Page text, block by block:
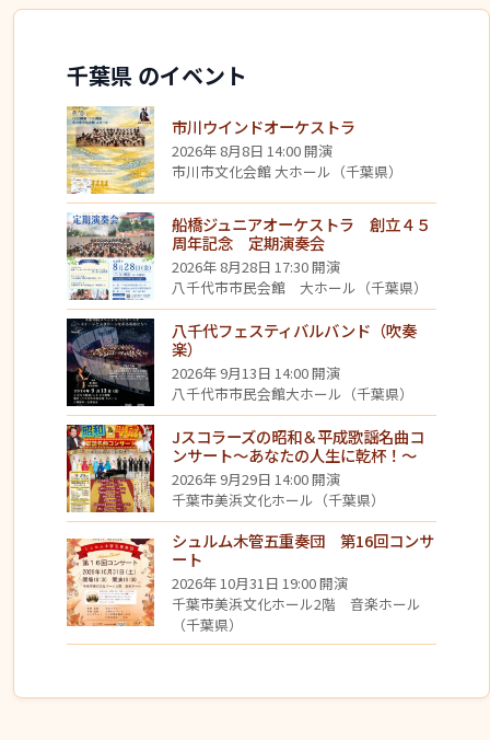
千葉県 のイベント
市川ウインドオーケストラ
2026年 8月8日 14:00 開演
市川市文化会館 大ホール（千葉県）
船橋ジュニアオーケストラ 創立４５
周年記念 定期演奏会
2026年 8月28日 17:30 開演
八千代市市民会館 大ホール（千葉県）
八千代フェスティバルバンド（吹奏
楽）
2026年 9月13日 14:00 開演
八千代市市民会館大ホール（千葉県）
Jスコラーズの昭和＆平成歌謡名曲コ
ンサート～あなたの人生に乾杯！～
2026年 9月29日 14:00 開演
千葉市美浜文化ホール（千葉県）
シュルム木管五重奏団 第16回コンサ
ート
2026年 10月31日 19:00 開演
千葉市美浜文化ホール2階 音楽ホール
（千葉県）